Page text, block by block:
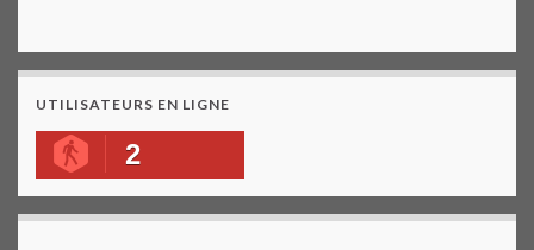
UTILISATEURS EN LIGNE
2